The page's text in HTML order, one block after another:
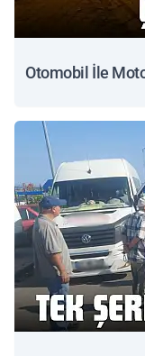
Otomobil İle